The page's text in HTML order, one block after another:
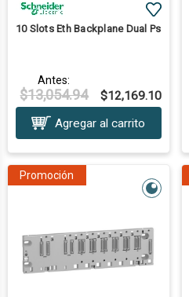
10 Slots Eth Backplane Dual Ps
Antes:
$13,054.94
$12,169.10
Agregar al carrito
Promoción